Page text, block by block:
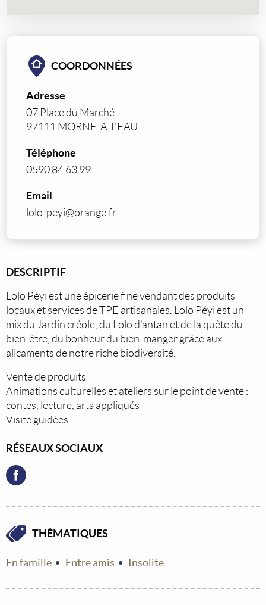
DESCRIPTIF
Lolo Péyi est une épicerie fine vendant des produits
locaux et services de TPE artisanales. Lolo Péyi est un
mix du Jardin créole, du Lolo d'antan et de la quête du
bien-être, du bonheur du bien-manger grâce aux
alicaments de notre riche biodiversité.
Vente de produits
Animations culturelles et ateliers sur le point de vente :
contes, lecture, arts appliqués
Visite guidées
RÉSEAUX SOCIAUX
THÉMATIQUES
En famille Entre amis Insolite
COORDONNÉES
Adresse
07 Place du Marché
97111 MORNE-A-L'EAU
Téléphone
0590 84 63 99
Email
lolo-peyi@orange.fr